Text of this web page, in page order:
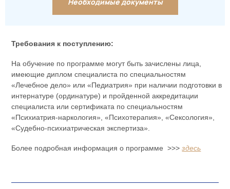
Требования к поступлению:
На обучение по программе могут быть зачислены лица,
имеющие диплом специалиста по специальностям
«Лечебное дело» или «Педиатрия» при наличии подготовки в
интернатуре (ординатуре) и пройденной аккредитации
специалиста или сертификата по специальностям
«Психиатрия-наркология», «Психотерапия», «Сексология»,
«Судебно-психиатрическая экспертиза».
Более подробная информация о программе >>>здесь